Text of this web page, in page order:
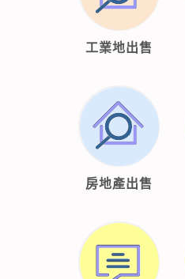
工業地出售
房地產出售